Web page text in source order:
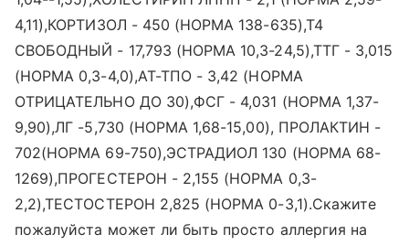
4,11),КОРТИЗОЛ - 450 (НОРМА 138-635),Т4
СВОБОДНЫЙ - 17,793 (НОРМА 10,3-24,5),ТТГ - 3,015
(НОРМА 0,3-4,0),АТ-ТПО - 3,42 (НОРМА
ОТРИЦАТЕЛЬНО ДО 30),ФСГ - 4,031 (НОРМА 1,37-
9,90),ЛГ -5,730 (НОРМА 1,68-15,00), ПРОЛАКТИН -
702(НОРМА 69-750),ЭСТРАДИОЛ 130 (НОРМА 68-
1269),ПРОГЕСТЕРОН - 2,155 (НОРМА 0,3-
2,2),ТЕСТОСТЕРОН 2,825 (НОРМА 0-3,1).Скажите
пожалуйста может ли быть просто аллергия на